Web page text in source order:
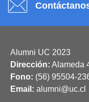
Alumni UC 2023
Dirección: Alameda
Fono: (56) 95504-
Email: alumni@uc.cl